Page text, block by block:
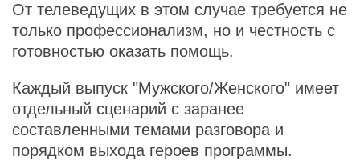
От телеведущих в этом случае требуется не
только профессионализм, но и честность с
готовностью оказать помощь.
Каждый выпуск "Мужского/Женского" имеет
отдельный сценарий с заранее
составленными темами разговора и
порядком выхода героев программы.